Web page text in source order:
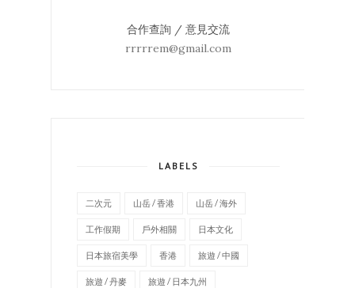
合作查詢 / 意見交流
rrrrrem@gmail.com
LABELS
二次元 山岳 / 香港 山岳 / 海外
工作假期 戶外相關 日本文化
日本旅宿美學 香港 旅遊 / 中國
旅遊 / 丹麥 旅遊 / 日本九州